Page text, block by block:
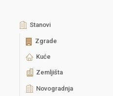
Stanovi
Zgrade
Kuće
Zemljišta
Novogradnja